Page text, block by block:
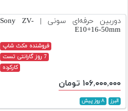
دوم
دوربین
و
تجهیزات
دوربین حرفه‌ای سونی | Sony ZV-
E10+16-50mm
فروشنده مکث شاپ
7 روز گارانتی تست
کارکرده
۱۰۶,۰۰۰,۰۰۰ تومان
البرز ۸ روز پیش